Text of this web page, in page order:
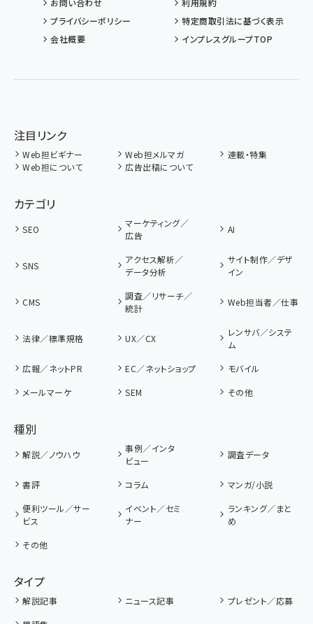
お問い合わせ
利用規約
プライバシーポリシー
特定商取引法に基づく表示
会社概要
インプレスグループTOP
注目リンク
Web担ビギナー Web担メルマガ
連載・特集
Web担について
広告出稿について
カテゴリ
SEO
マーケティング／
広告
AI
SNS
アクセス解析／
データ分析
サイト制作／デザ
イン
CMS
調査／リサーチ／
統計
Web担当者／仕事
法律／標準規格 UX／CX
レンサバ／システ
ム
広報／ネットPR
EC／ネットショップ
モバイル
メールマーケ
SEM その他
種別
解説／ノウハウ
事例／インタ
ビュー
調査データ
書評 コラム
マンガ/小説
便利ツール／サー
ビス
イベント／セミ
ナー
ランキング／まと
め
その他
タイプ
解説記事 ニュース記事
プレゼント／応募